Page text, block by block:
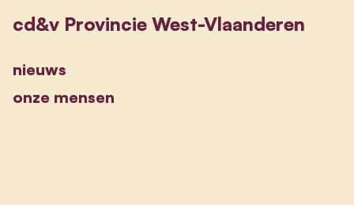
cd&v Provincie West-Vlaanderen
nieuws
onze mensen